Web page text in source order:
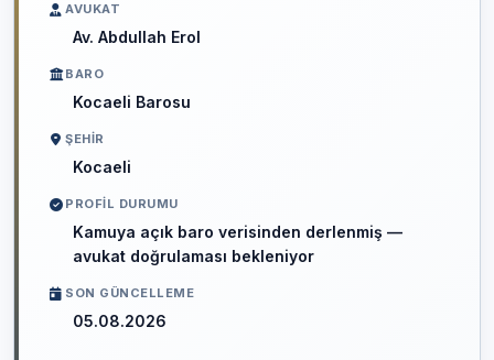
AVUKAT
Av. Abdullah Erol
BARO
Kocaeli Barosu
ŞEHIR
Kocaeli
PROFIL DURUMU
Kamuya açık baro verisinden derlenmiş —
avukat doğrulaması bekleniyor
SON GÜNCELLEME
05.08.2026